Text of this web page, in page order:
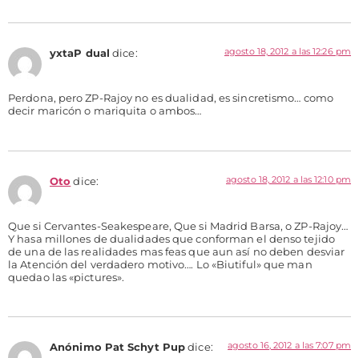
yxtaP dual dice: agosto 18, 2012 a las 12:26 pm
Perdona, pero ZP-Rajoy no es dualidad, es sincretismo… como
decir maricón o mariquita o ambos…
Oto dice: agosto 18, 2012 a las 12:10 pm
Que si Cervantes-Seakespeare, Que si Madrid Barsa, o ZP-Rajoy…
Y hasa millones de dualidades que conforman el denso tejido
de una de las realidades mas feas que aun así no deben desviar
la Atención del verdadero motivo…. Lo «Biutiful» que man
quedao las «pictures».
Anónimo Pat Schyt Pup dice: agosto 16, 2012 a las 7:07 pm